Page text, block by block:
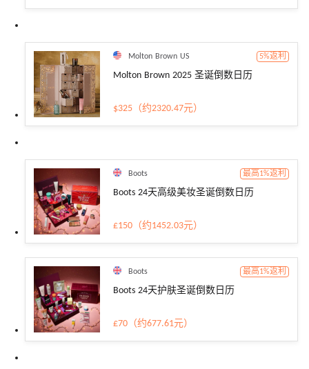
Molton Brown US 5%返利
Molton Brown 2025 圣诞倒数日历
$325（约2320.47元）
Boots 最高1%返利
Boots 24天高级美妆圣诞倒数日历
£150（约1452.03元）
Boots 最高1%返利
Boots 24天护肤圣诞倒数日历
£70（约677.61元）